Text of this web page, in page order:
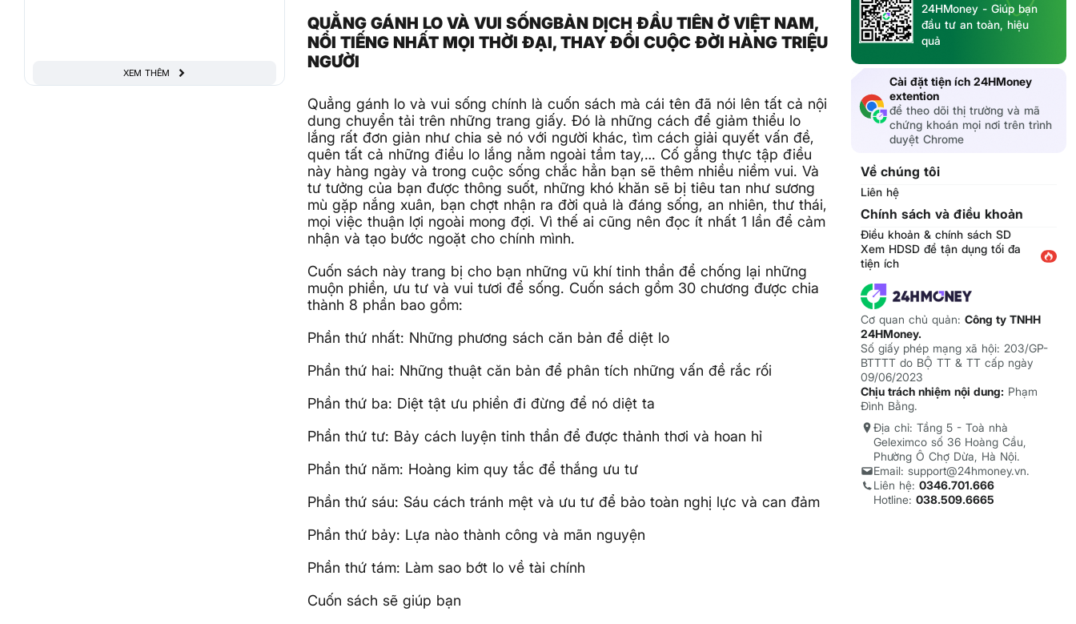
XEM THÊM
QUẲNG GÁNH LO VÀ VUI SỐNGBẢN DỊCH ĐẦU TIÊN Ở VIỆT NAM,
NỔI TIẾNG NHẤT MỌI THỜI ĐẠI, THAY ĐỔI CUỘC ĐỜI HÀNG TRIỆU
NGƯỜI
Quẳng gánh lo và vui sống chính là cuốn sách mà cái tên đã nói lên tất cả nội
dung chuyển tải trên những trang giấy. Đó là những cách để giảm thiểu lo
lắng rất đơn giản như chia sẻ nó với người khác, tìm cách giải quyết vấn đề,
quên tất cả những điều lo lắng nằm ngoài tầm tay,… Cố gắng thực tập điều
này hàng ngày và trong cuộc sống chắc hẳn bạn sẽ thêm nhiều niềm vui. Và
tư tưởng của bạn được thông suốt, những khó khăn sẽ bị tiêu tan như sương
mù gặp nắng xuân, bạn chợt nhận ra đời quả là đáng sống, an nhiên, thư thái,
mọi việc thuận lợi ngoài mong đợi. Vì thế ai cũng nên đọc ít nhất 1 lần để cảm
nhận và tạo bước ngoặt cho chính mình.
Cuốn sách này trang bị cho bạn những vũ khí tinh thần để chống lại những
muộn phiền, ưu tư và vui tươi để sống. Cuốn sách gồm 30 chương được chia
thành 8 phần bao gồm:
Phần thứ nhất: Những phương sách căn bản để diệt lo
Phần thứ hai: Những thuật căn bản để phân tích những vấn đề rắc rối
Phần thứ ba: Diệt tật ưu phiền đi đừng để nó diệt ta
Phần thứ tư: Bảy cách luyện tinh thần để được thảnh thơi và hoan hỉ
Phần thứ năm: Hoàng kim quy tắc để thắng ưu tư
Phần thứ sáu: Sáu cách tránh mệt và ưu tư để bảo toàn nghị lực và can đảm
Phần thứ bảy: Lựa nào thành công và mãn nguyện
Phần thứ tám: Làm sao bớt lo về tài chính
Cuốn sách sẽ giúp bạn
24HMoney - Giúp bạn
đầu tư an toàn, hiệu
quả
Cài đặt tiện ích 24HMoney
extention
để theo dõi thị trường và mã
chứng khoán mọi nơi trên trình
duyệt Chrome
Về chúng tôi
Liên hệ
Chính sách và điều khoản
Điều khoản & chính sách SD
Xem HDSD để tận dụng tối đa
tiện ích
Cơ quan chủ quản: Công ty TNHH
24HMoney.
Số giấy phép mạng xã hội: 203/GP-
BTTTT do BỘ TT & TT cấp ngày
09/06/2023
Chịu trách nhiệm nội dung: Phạm
Đình Bằng.
Địa chỉ: Tầng 5 - Toà nhà
Geleximco số 36 Hoàng Cầu,
Phường Ô Chợ Dừa, Hà Nội.
Email: support@24hmoney.vn.
Liên hệ: 0346.701.666
Hotline: 038.509.6665